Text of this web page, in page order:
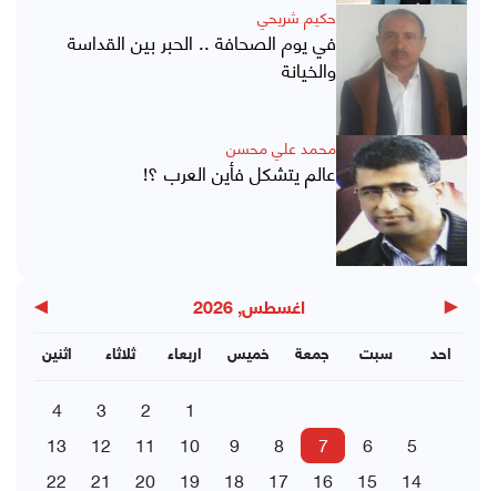
حكيم شريحي
في يوم الصحافة .. الحبر بين القداسة
والخيانة
محمد علي محسن
عالم يتشكل فأين العرب ؟!
◀ اغسطس, 2026 ▶
اثنين ثلاثاء اربعاء خميس جمعة سبت احد
1
2
3
4
5
6
7
8
9
10
11
12
13
14
15
16
17
18
19
20
21
22